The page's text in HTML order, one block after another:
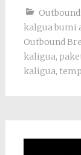
kalgua bumi
Outbound
kaligua,
kaligua,